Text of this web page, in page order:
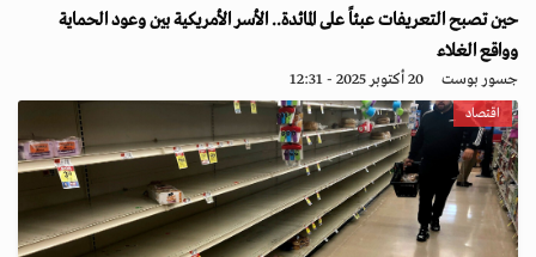
حين تصبح التعريفات عبئاً على المائدة.. الأسر الأمريكية بين وعود الحماية
وواقع الغلاء
جسور بوست 20 أكتوبر 2025 - 12:31
اقتصاد